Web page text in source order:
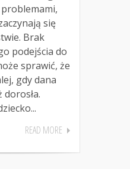
się
Brak
podejścia do
sprawić, że
gdy dana
READ MORE